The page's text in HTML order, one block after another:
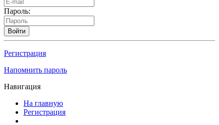
Пароль:
Войти
Регистрация
Напомнить пароль
Навигация
На главную
Регистрация